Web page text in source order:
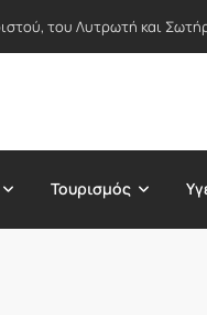
του Λυτρωτή και
Τουρισμός